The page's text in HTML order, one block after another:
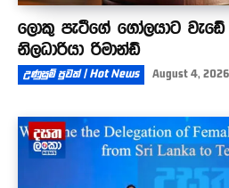
ලොකු පැටීගේ ගෝලයාට
නිලධාරියා රිමාන්ඩ්
උණුසුම් පුවත් | Hot News August 4, 2026